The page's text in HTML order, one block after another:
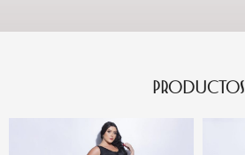
PRODUCTOS